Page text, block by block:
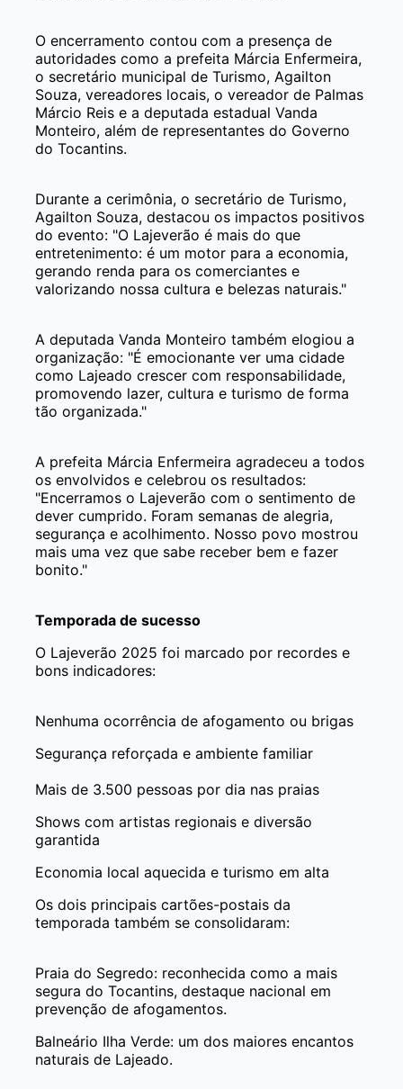
O encerramento contou com a presença de
autoridades como a prefeita Márcia Enfermeira,
o secretário municipal de Turismo, Agailton
Souza, vereadores locais, o vereador de Palmas
Márcio Reis e a deputada estadual Vanda
Monteiro, além de representantes do Governo
do Tocantins.
Durante a cerimônia, o secretário de Turismo,
Agailton Souza, destacou os impactos positivos
do evento: "O Lajeverão é mais do que
entretenimento: é um motor para a economia,
gerando renda para os comerciantes e
valorizando nossa cultura e belezas naturais."
A deputada Vanda Monteiro também elogiou a
organização: "É emocionante ver uma cidade
como Lajeado crescer com responsabilidade,
promovendo lazer, cultura e turismo de forma
tão organizada."
A prefeita Márcia Enfermeira agradeceu a todos
os envolvidos e celebrou os resultados:
"Encerramos o Lajeverão com o sentimento de
dever cumprido. Foram semanas de alegria,
segurança e acolhimento. Nosso povo mostrou
mais uma vez que sabe receber bem e fazer
bonito."
Temporada de sucesso
O Lajeverão 2025 foi marcado por recordes e
bons indicadores:
Nenhuma ocorrência de afogamento ou brigas
Segurança reforçada e ambiente familiar
Mais de 3.500 pessoas por dia nas praias
Shows com artistas regionais e diversão
garantida
Economia local aquecida e turismo em alta
Os dois principais cartões-postais da
temporada também se consolidaram:
Praia do Segredo: reconhecida como a mais
segura do Tocantins, destaque nacional em
prevenção de afogamentos.
Balneário Ilha Verde: um dos maiores encantos
naturais de Lajeado.